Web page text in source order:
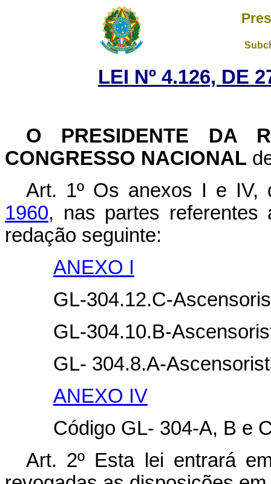
LEI Nº 4.126, DE
O PRESIDENTE DA
CONGRESSO NACIONAL
Art. 1º Os anexos I e
1960, nas partes
redação seguinte:
ANEXO I
GL-304.12.C-
GL-304.10.B-
GL- 304.8.A-
ANEXO IV
Código GL- 304-A, B e
Art. 2º Esta lei entrará